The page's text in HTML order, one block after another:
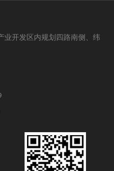
业开发区内规划四路南侧、纬